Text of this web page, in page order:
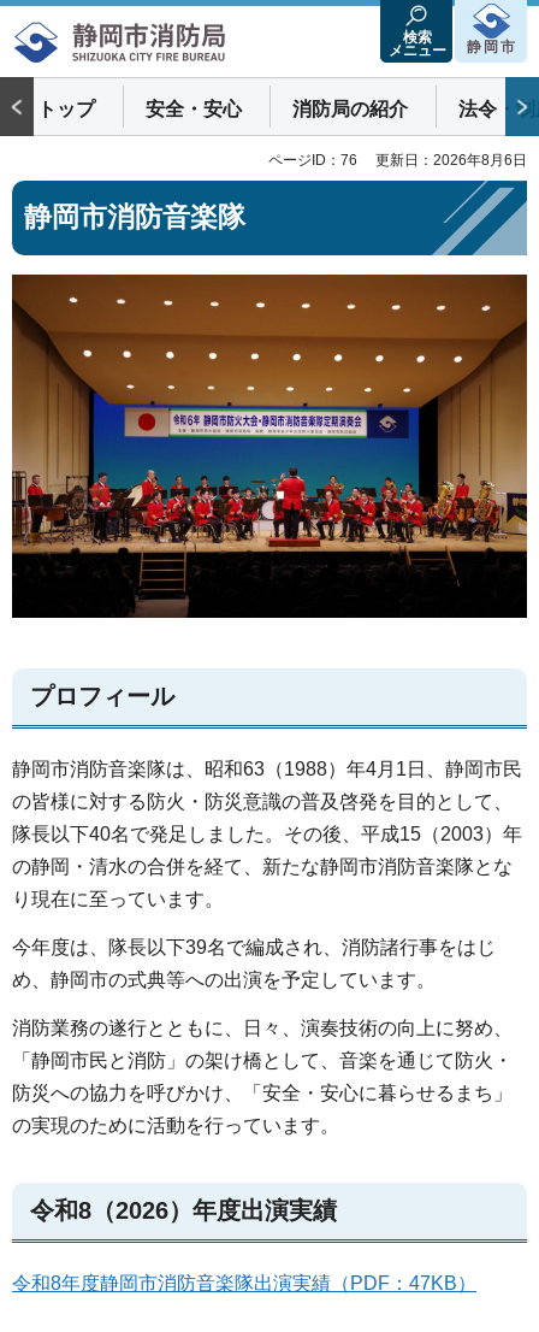
静岡市消防局
検索
メニュー
静岡市
トップ 安全・安心 消防局の紹介 法令・制
ページID：76 更新日：2026年8月6日
静岡市消防音楽隊
プロフィール
静岡市消防音楽隊は、昭和63（1988）年4月1日、静岡市民
の皆様に対する防火・防災意識の普及啓発を目的として、
隊長以下40名で発足しました。その後、平成15（2003）年
の静岡・清水の合併を経て、新たな静岡市消防音楽隊とな
り現在に至っています。
今年度は、隊長以下39名で編成され、消防諸行事をはじ
め、静岡市の式典等への出演を予定しています。
消防業務の遂行とともに、日々、演奏技術の向上に努め、
「静岡市民と消防」の架け橋として、音楽を通じて防火・
防災への協力を呼びかけ、「安全・安心に暮らせるまち」
の実現のために活動を行っています。
令和8（2026）年度出演実績
令和8年度静岡市消防音楽隊出演実績（PDF：47KB）